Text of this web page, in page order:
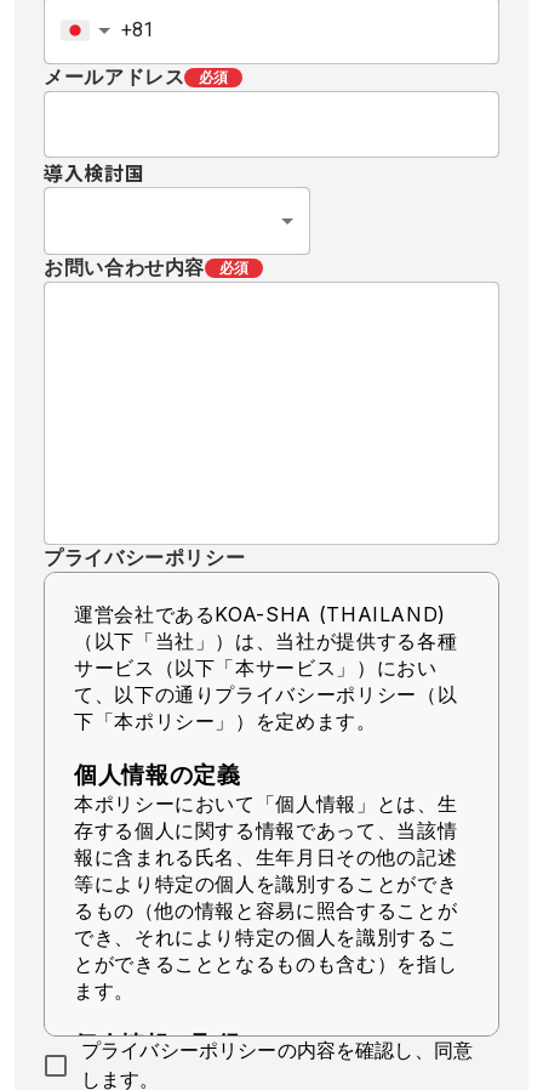
メールアドレス 必須
導入検討国
お問い合わせ内容 必須
プライバシーポリシー
運営会社であるKOA-SHA (THAILAND)
（以下「当社」） は、当社が提供する各種
サービス（以下「本サービス」）におい
て、以下の通りプライバシーポリシー（以
下「本ポリシー」）を定めます。
個人情報の定義
本ポリシーにおいて「個人情報」とは、生
存する個人に関する情報であって、当該情
報に含まれる氏名、生年月日その他の記述
等により特定の個人を識別することができ
るもの（他の情報と容易に照合することが
でき、それにより特定の個人を識別するこ
とができることとなるものも含む）を指し
ます。
個人情報の取得
当社は、適法かつ公正な手段によって個人
プライバシーポリシーの内容を確認し、同意
します。